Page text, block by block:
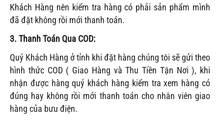
Khách Hàng nên kiểm tra hàng có phải sản phẩm mình
đã đặt không rồi mới thanh toán.
3. Thanh Toán Qua COD:
Quý Khách Hàng ở tỉnh khi đặt hàng chúng tôi sẽ gửi theo
hình thức COD ( Giao Hàng và Thu Tiền Tận Nơi ), khi
nhận được hàng quý khách hàng kiểm tra xem hàng có
đúng hay không rồi mới thanh toán cho nhân viên giao
hàng của bưu điện.